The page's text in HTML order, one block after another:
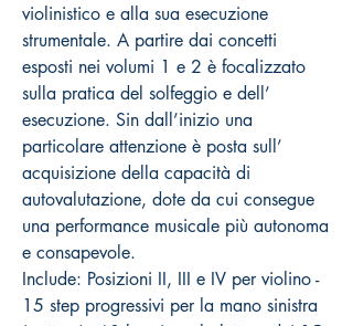
violinistico e alla sua esecuzione
strumentale. A partire dai concetti
esposti nei volumi 1 e 2 è focalizzato
sulla pratica del solfeggio e dell’
esecuzione. Sin dall’inizio una
particolare attenzione è posta sull’
acquisizione della capacità di
autovalutazione, dote da cui consegue
una performance musicale più autonoma
e consapevole.
Include: Posizioni II, III e IV per violino -
15 step progressivi per la mano sinistra